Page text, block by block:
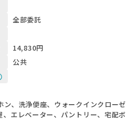
全部委託
14,830円
公共
、洗浄便座、ウォークインクローゼ
エレベーター、パントリー、宅配ボ